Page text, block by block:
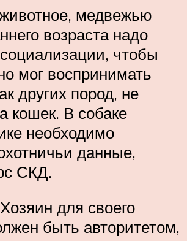
медвежью
возраста надо
чтобы
мог воспринимать
других пород, не
кошек. В собаке
необходимо
данные,
СКД.
для своего
быть авторитетом,